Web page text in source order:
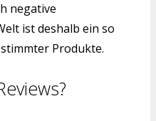
negative
ist deshalb ein so
Produkte.